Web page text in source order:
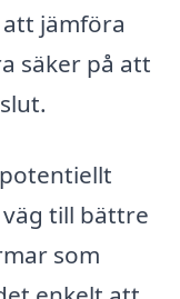
jämföra
säker på att
till bättre
som